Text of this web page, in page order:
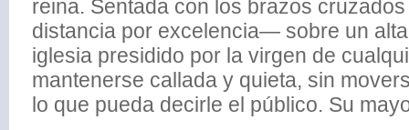
reina. Sentada con los brazos
distancia por excelencia— sobre un
iglesia presidido por la virgen de
mantenerse callada y quieta, sin
lo que pueda decirle el público. Su